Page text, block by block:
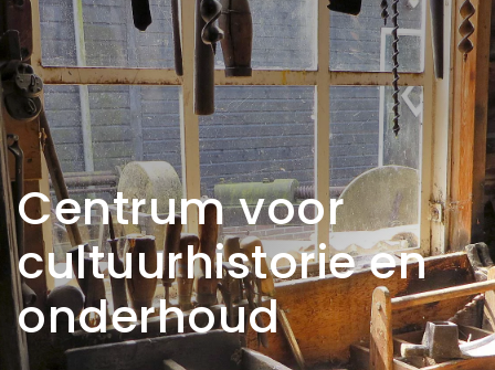
Centrum voor
cultuurhistorie en
onderhoud